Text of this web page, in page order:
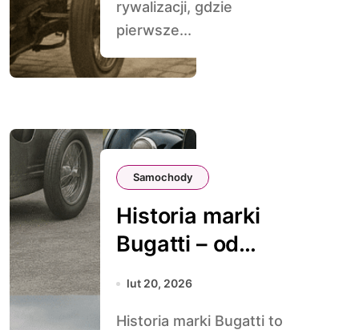
rywalizacji, gdzie
pierwsze...
Samochody
Historia marki
Bugatti – od
luksusu po
lut 20, 2026
Historia marki Bugatti to